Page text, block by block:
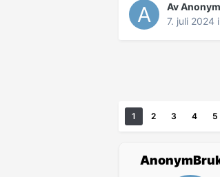
Av
7. juli 2024 i
1 2 3 4 5